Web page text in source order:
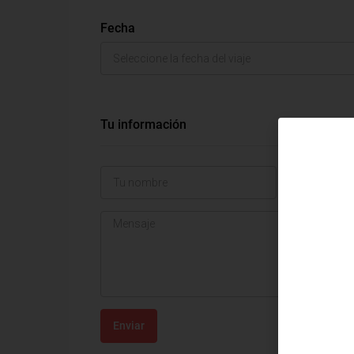
Fecha
Tu información
Enviar